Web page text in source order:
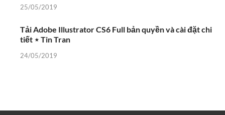
25/05/2019
Tải Adobe Illustrator CS6 Full bản quyền và cài đặt chi
tiết ⋆ Tin Tran
24/05/2019